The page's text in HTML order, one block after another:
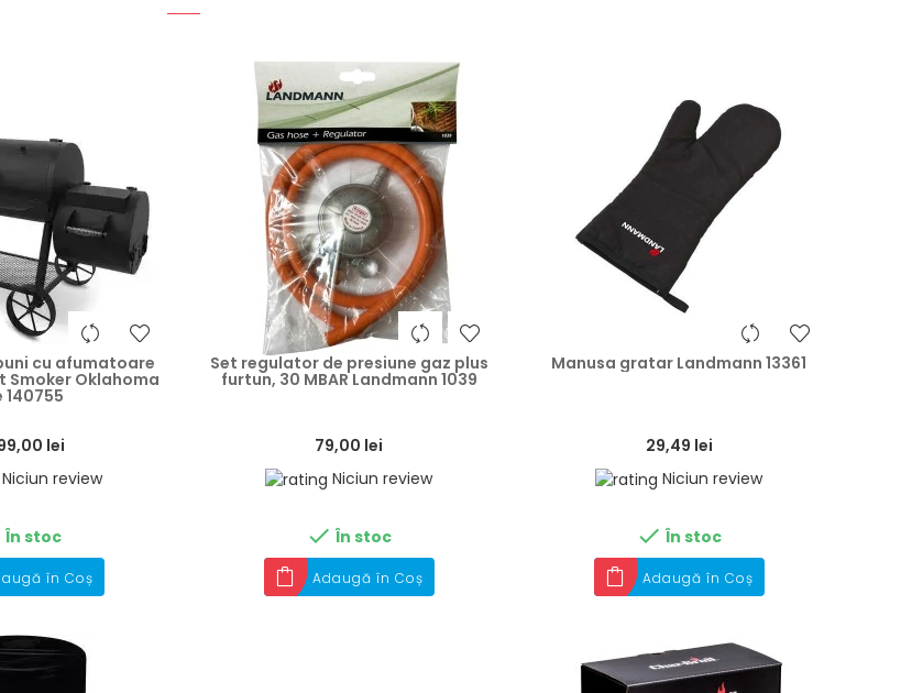
heart
cu afumatoare
Smoker Oklahoma
140755
lei
Niciun review
În stoc
în Coș
heart
Set regulator de presiune gaz plus
furtun, 30 MBAR Landmann 1039
79,00 lei
Niciun review
 În stoc
Adaugă în Coș
heart
Manusa gratar Landmann 13361
29,49 lei
Niciun review
 În stoc
Adaugă în Coș